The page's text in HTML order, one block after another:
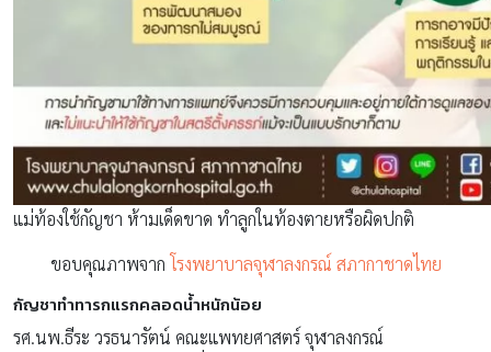
แม่ท้องใช้กัญชา ห้ามเด็ดขาด ทำลูกในท้องตายหรือผิดปกติ
ขอบคุณภาพจาก โรงพยาบาลจุฬาลงกรณ์ สภากาชาดไทย
กัญชาทำทารกแรกคลอดน้ำหนักน้อย
รศ.นพ.ธีระ วรธนารัตน์ คณะแพทยศาสตร์ จุฬาลงกรณ์